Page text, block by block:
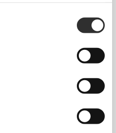
muut työ- ja